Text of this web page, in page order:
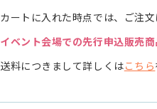
カートに入れた時点では、ご注
イベント会場での先行申込販売商
送料につきまして詳しくはこちら